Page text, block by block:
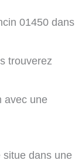
01450 dans
trouverez
avec une
situe dans une